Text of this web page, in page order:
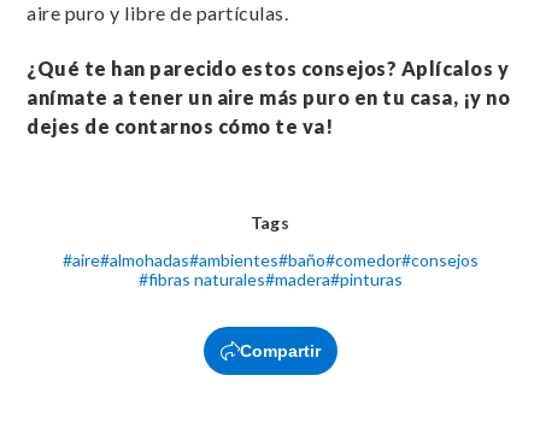
aire puro y libre de partículas.
¿Qué te han parecido estos consejos? Aplícalos y
anímate a tener un aire más puro en tu casa, ¡y no
dejes de contarnos cómo te va!
Tags
#aire#almohadas#ambientes#baño#comedor#consejos
#fibras naturales#madera#pinturas
Compartir